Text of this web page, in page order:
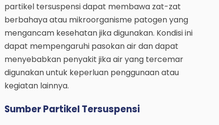
partikel tersuspensi dapat membawa zat-zat
berbahaya atau mikroorganisme patogen yang
mengancam kesehatan jika digunakan. Kondisi ini
dapat mempengaruhi pasokan air dan dapat
menyebabkan penyakit jika air yang tercemar
digunakan untuk keperluan penggunaan atau
kegiatan lainnya.
Sumber Partikel Tersuspensi